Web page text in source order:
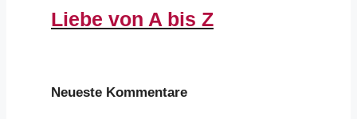
Liebe von A bis Z
Neueste Kommentare